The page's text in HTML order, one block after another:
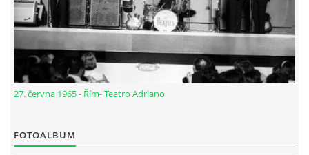
AUKCE BEATLESOVSKÝCH PŘEDMĚTŮ
ZDROJE
27. června 1965 - Řím- Teatro Adriano
FOTOALBUM